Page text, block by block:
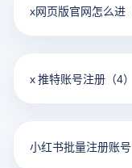
x网页版官网怎么进
x 推特账号注册 （4）
小红书批量注册账号